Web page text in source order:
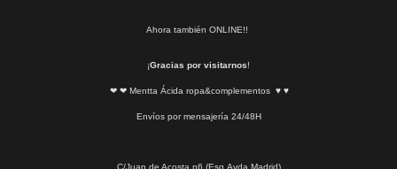
Ahora también ONLINE!!
¡Gracias por visitarnos!
❤ ❤ Mentta Ácida ropa&complementos ♥ ♥
Envíos por mensajería 24/48H
C/Juan de Acosta n6 (Esq.Avda Madrid)